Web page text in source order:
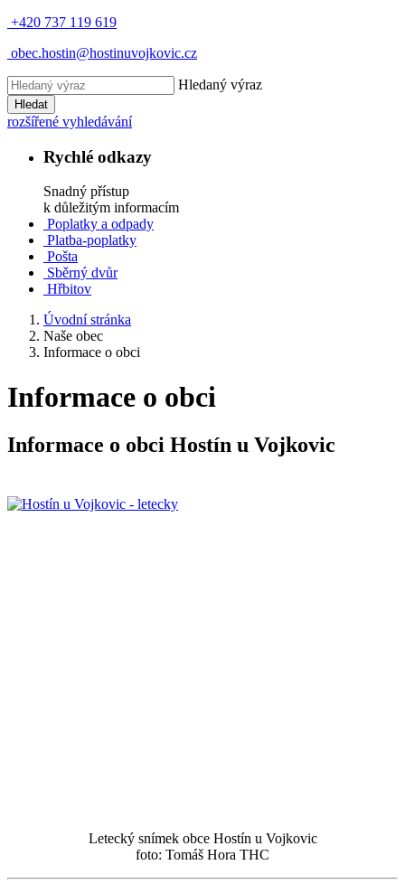
+420 737 119 619
obec.hostin@hostinuvojkovic.cz
Hledaný výraz
Hledat
rozšířené vyhledávání
Rychlé odkazy
Snadný přístup
k důležitým informacím
Poplatky a odpady
Platba-poplatky
Pošta
Sběrný dvůr
Hřbitov
Úvodní stránka
Naše obec
Informace o obci
Informace o obci
Informace o obci Hostín u Vojkovic
Letecký snímek obce Hostín u Vojkovic
foto: Tomáš Hora THC